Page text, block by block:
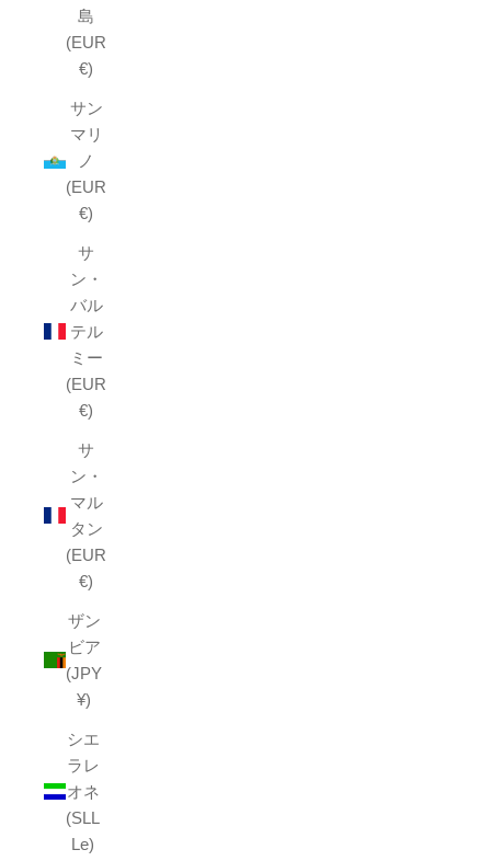
島
(EUR
€)
サン
マリ
ノ
(EUR
€)
サ
ン・
バル
テル
ミー
(EUR
€)
サ
ン・
マル
タン
(EUR
€)
ザン
ビア
(JPY
¥)
シエ
ラレ
オネ
(SLL
Le)